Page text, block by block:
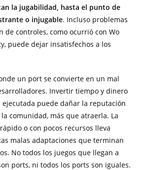
la jugabilidad, hasta el punto de
o injugable. Incluso problemas
de controles, como ocurrió con Wo
puede dejar insatisfechos a los
un port se convierte en un mal
Invertir tiempo y dinero
puede dañar la reputación
comunidad, más que atraerla. La
o con pocos recursos lleva
malas adaptaciones que terminan
No todos los juegos que llegan a
ports, ni todos los ports son iguales.